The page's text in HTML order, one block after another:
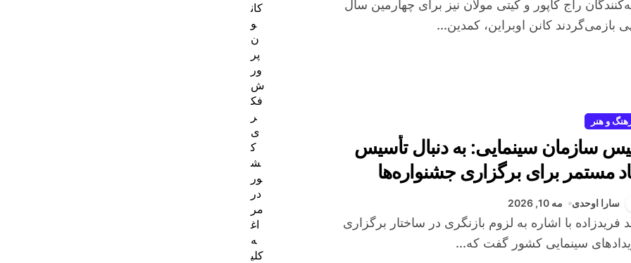
بازمی‌گردند کانن اوبراین، کمدین...
و هنر
سازمان سینمایی: به دنبال تأسیس
مستمر برای برگزاری جشنواره‌ها
جلسات مربوط به سازمان
برگزار شده است
سارا اوحدی مه 10, 2026
سینمایی کشور گفت که...
کان
و
ن
پر
ور
ش
فک
ر
ی
ک
ش
ور
در
مر
اغ
ه
کلی